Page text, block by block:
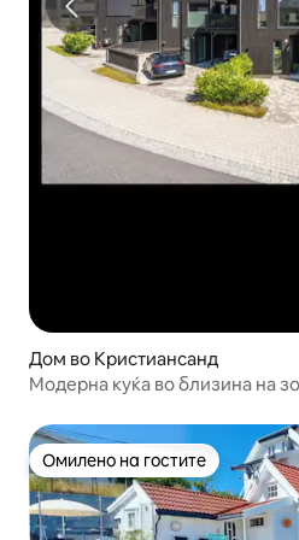
Дом во Кристиансанд
Модерна куќа во близина на
Омилено на гостите
Омилено на гостите